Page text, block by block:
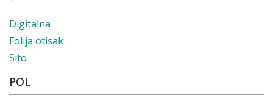
Digitalna
Folija otisak
Sito
POL